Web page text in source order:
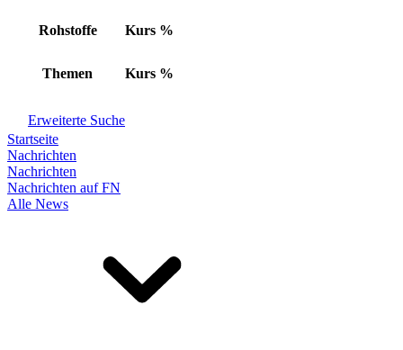
Rohstoffe Kurs %
Themen Kurs %
Erweiterte Suche
Startseite
Nachrichten
Nachrichten
Nachrichten auf FN
Alle News